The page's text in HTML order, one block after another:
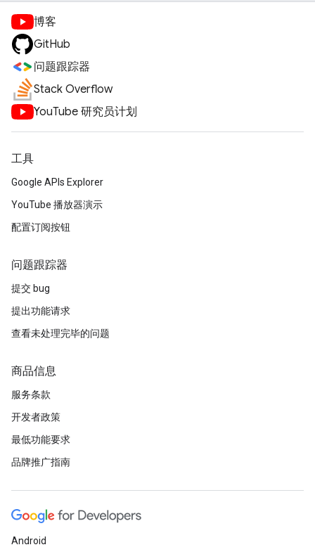
博客
GitHub
问题跟踪器
Stack Overflow
YouTube 研究员计划
工具
Google APIs Explorer
YouTube 播放器演示
配置订阅按钮
问题跟踪器
提交 bug
提出功能请求
查看未处理完毕的问题
商品信息
服务条款
开发者政策
最低功能要求
品牌推广指南
Android